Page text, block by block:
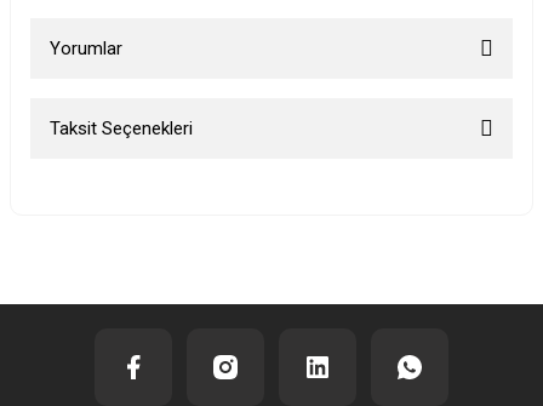
Yorumlar
Taksit Seçenekleri